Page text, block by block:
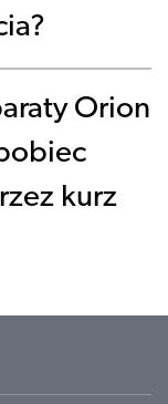
Orion
kurz